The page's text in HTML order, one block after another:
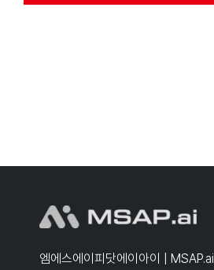
엠에스에이피닷에이아이 | MSAP.ai